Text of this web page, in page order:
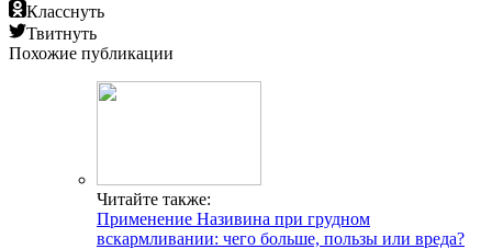
Класснуть
Твитнуть
Похожие публикации
Читайте также:
Применение Називина при грудном
вскармливании: чего больше, пользы или вреда?